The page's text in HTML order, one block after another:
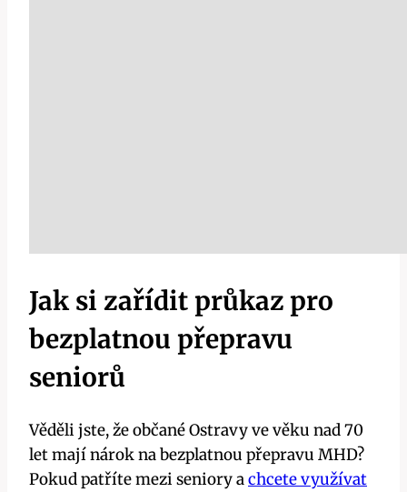
Jak si zařídit průkaz pro
bezplatnou přepravu
seniorů
Věděli jste, že občané Ostravy ve věku nad 70
let mají nárok na bezplatnou přepravu MHD?
Pokud patříte mezi seniory achcete využívat